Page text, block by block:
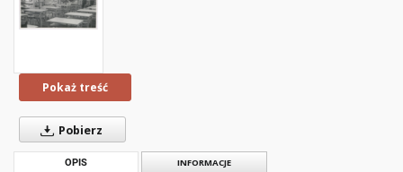
Pokaż treść
Pobierz
OPIS INFORMACJE